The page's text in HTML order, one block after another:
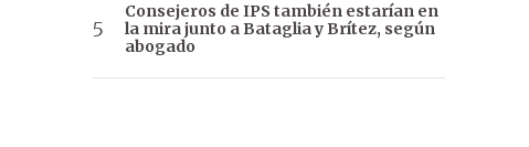
Consejeros de IPS también estarían en
la mira junto a Bataglia y Brítez, según
abogado